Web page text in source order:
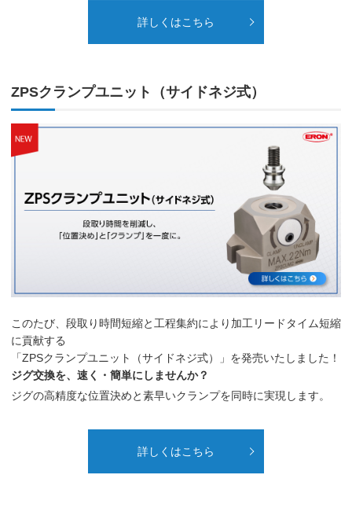
詳しくはこちら
ZPSクランプユニット（サイドネジ式）
このたび、段取り時間短縮と工程集約により加工リードタイム短縮
に貢献する
「ZPSクランプユニット（サイドネジ式）」を発売いたしました！
ジグ交換を、速く・簡単にしませんか？
ジグの高精度な位置決めと素早いクランプを同時に実現します。
詳しくはこちら